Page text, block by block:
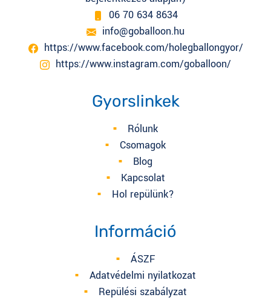
06 70 634 8634
info@goballoon.hu
https://www.facebook.com/holegballongyor/
https://www.instagram.com/goballoon/
Gyorslinkek
Rólunk
Csomagok
Blog
Kapcsolat
Hol repülünk?
Információ
ÁSZF
Adatvédelmi nyilatkozat
Repülési szabályzat